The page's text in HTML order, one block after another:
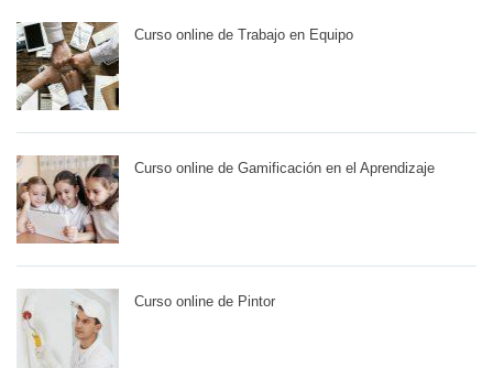
Curso online de Trabajo en Equipo
Curso online de Gamificación en el Aprendizaje
Curso online de Pintor